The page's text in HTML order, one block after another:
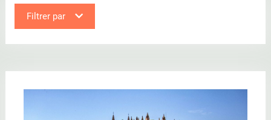
Filtrer par